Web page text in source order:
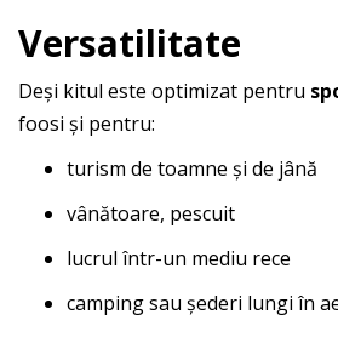
Versatilitate
Deși kitul este optimizat pentru
foosi și pentru:
turism de toamne și de jână
vânătoare, pescuit
lucrul într-un mediu rece
camping sau șederi lungi în